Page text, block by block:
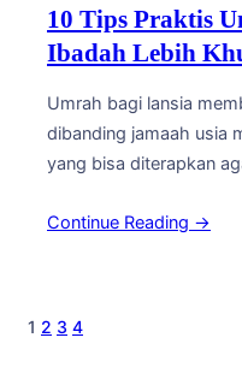
10 Tips Praktis
Ibadah Lebih
Umrah bagi lansia
dibanding jamaah usia
yang bisa diterapkan
untuk meminimalkan
Continue Reading →
1 2 3 4